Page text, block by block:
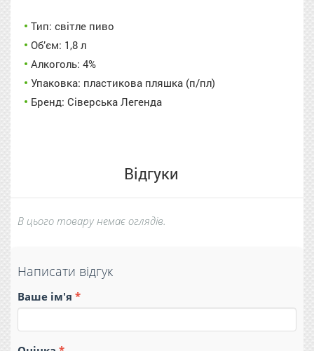
Тип: світле пиво
Об’єм: 1,8 л
Алкоголь: 4%
Упаковка: пластикова пляшка (п/пл)
Бренд: Сіверська Легенда
Відгуки
В цього товару немає оглядів.
Написати відгук
Ваше ім'я